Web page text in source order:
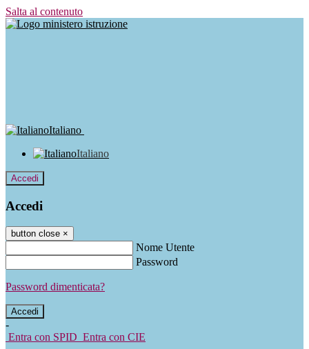
Salta al contenuto
Italiano
Italiano
Accedi
Accedi
button close ×
Nome Utente
Password
Password dimenticata?
-
Entra con SPID Entra con CIE